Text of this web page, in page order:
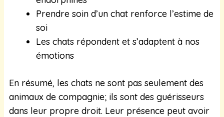
Prendre soin d’un chat renforce l’estime de
soi
Les chats répondent et s’adaptent à nos
émotions
En résumé, les chats ne sont pas seulement des
animaux de compagnie; ils sont des guérisseurs
dans leur propre droit. Leur présence peut avoir